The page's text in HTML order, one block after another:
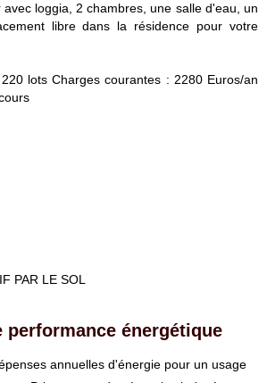
loggia, 2 chambres, une salle d'eau, un
libre dans la résidence pour votre
lots Charges courantes : 2280 Euros/an
PAR LE SOL
performance énergétique
annuelles d'énergie pour un usage